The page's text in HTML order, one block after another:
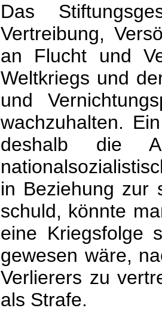
Das
Vertreibung,
an Flucht und
Weltkriegs und
und
wachzuhalten.
deshalb die
in Beziehung zur
schuld, könnte
eine Kriegsfolge
gewesen wäre,
Verlierers zu
als Strafe.